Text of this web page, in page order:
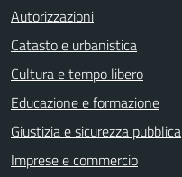
Autorizzazioni
Catasto e urbanistica
Cultura e tempo libero
Educazione e formazione
Giustizia e sicurezza pubblica
Imprese e commercio